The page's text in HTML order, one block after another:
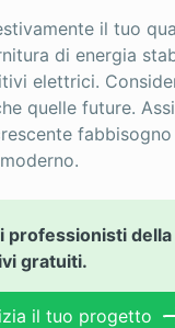
il tuo
di energia
elettrici.
quelle future.
professionisti della
gratuiti.
il tuo progetto